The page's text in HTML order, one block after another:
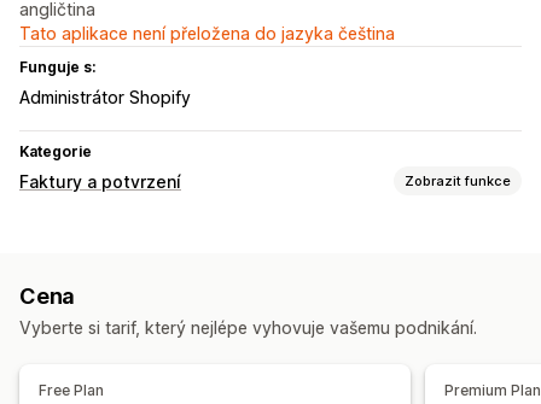
angličtina
Tato aplikace není přeložena do jazyka čeština
Funguje s:
Administrátor Shopify
Kategorie
Faktury a potvrzení Zobrazit funkce
Správa souborů
Cena
Vyberte si tarif, který nejlépe vyhovuje vašemu podnikání.
Free Plan Premium Plan